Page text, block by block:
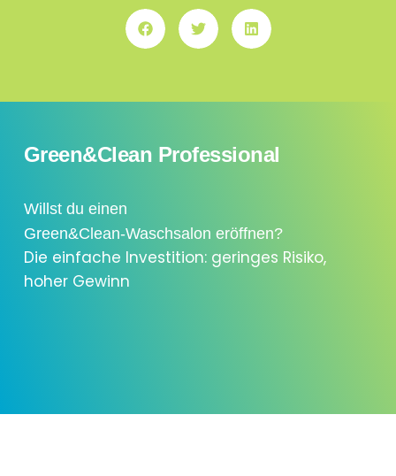
Green&Clean Professional
Willst du einen
Green&Clean-Waschsalon eröffnen?
Die einfache Investition: geringes Risiko,
hoher Gewinn